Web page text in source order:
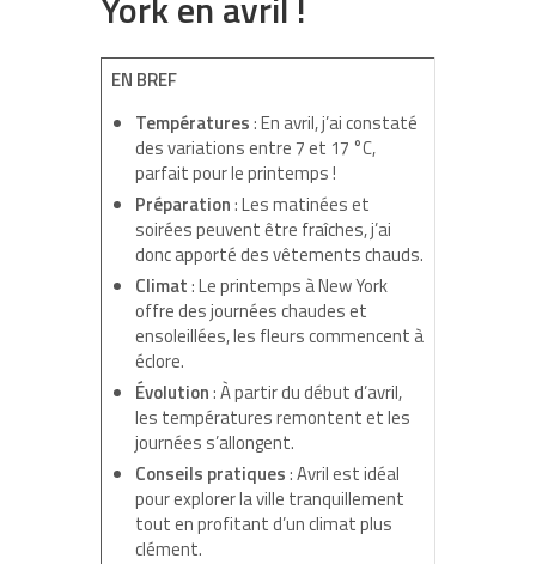
EN BREF
Températures: En avril, j’ai constaté
des variations entre 7 et 17 °C,
parfait pour le printemps !
Préparation: Les matinées et
soirées peuvent être fraîches, j’ai
donc apporté des vêtements chauds.
Climat: Le printemps à New York
offre des journées chaudes et
ensoleillées, les fleurs commencent à
éclore.
Évolution: À partir du début d’avril,
les températures remontent et les
journées s’allongent.
Conseils pratiques: Avril est idéal
pour explorer la ville tranquillement
tout en profitant d’un climat plus
clément.